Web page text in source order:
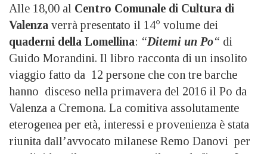
Alle 18,00 al Centro Comunale di Cultura di
Valenza verrà presentato il 14° volume dei
quaderni della Lomellina: “Ditemi un Po“ di
Guido Morandini. Il libro racconta di un insolito
viaggio fatto da 12 persone che con tre barche
hanno disceso nella primavera del 2016 il Po da
Valenza a Cremona. La comitiva assolutamente
eterogenea per età, interessi e provenienza è stata
riunita dall’avvocato milanese Remo Danovi per